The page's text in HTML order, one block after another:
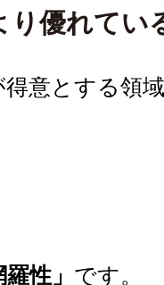
り優れてい
意とする領
羅性」 です。